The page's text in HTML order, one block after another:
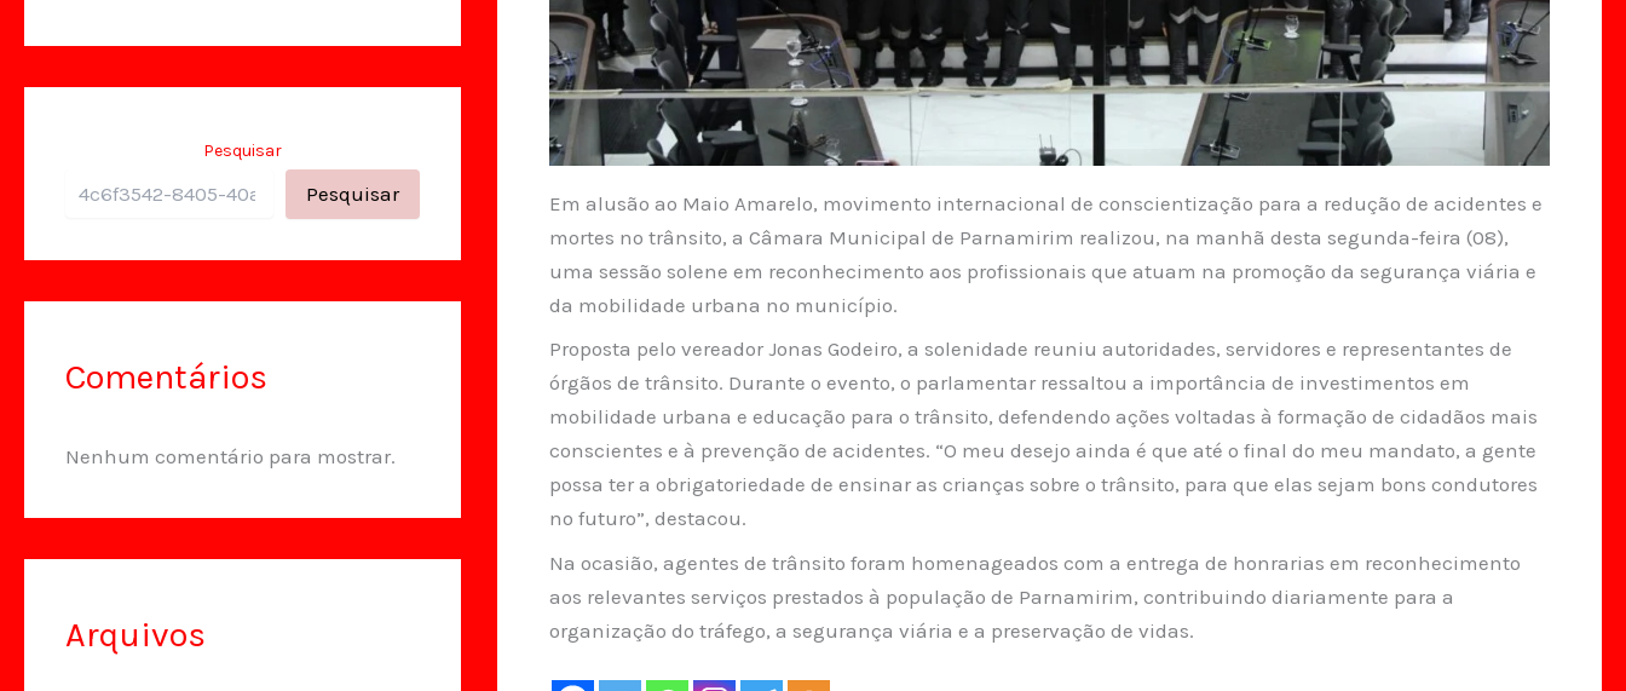
Pesquisar
Pesquisar
Comentários
Nenhum comentário para mostrar.
Arquivos
Em alusão ao Maio Amarelo, movimento internacional de conscientização para a redução de acidentes e
mortes no trânsito, a Câmara Municipal de Parnamirim realizou, na manhã desta segunda-feira (08),
uma sessão solene em reconhecimento aos profissionais que atuam na promoção da segurança viária e
da mobilidade urbana no município.
Proposta pelo vereador Jonas Godeiro, a solenidade reuniu autoridades, servidores e representantes de
órgãos de trânsito. Durante o evento, o parlamentar ressaltou a importância de investimentos em
mobilidade urbana e educação para o trânsito, defendendo ações voltadas à formação de cidadãos mais
conscientes e à prevenção de acidentes. “O meu desejo ainda é que até o final do meu mandato, a gente
possa ter a obrigatoriedade de ensinar as crianças sobre o trânsito, para que elas sejam bons condutores
no futuro”, destacou.
Na ocasião, agentes de trânsito foram homenageados com a entrega de honrarias em reconhecimento
aos relevantes serviços prestados à população de Parnamirim, contribuindo diariamente para a
organização do tráfego, a segurança viária e a preservação de vidas.